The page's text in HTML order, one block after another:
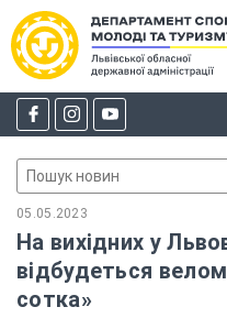
05.05.2023
На вихідних у
відбудеться
сотка»